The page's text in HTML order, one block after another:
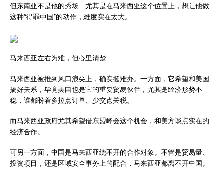
但东南亚不是他的秀场，尤其是在马来西亚这个位置上，想让他做
这种“得罪中国”的动作，难度实在太大。
马来西亚左右为难，但心里清楚
马来西亚被推到风口浪尖上，确实挺难办。一方面，它希望和美国
搞好关系，毕竟美国也是它的重要贸易伙伴，尤其是经济形势不
稳，谁都盼着多拉点订单、少交点关税。
而马来西亚政府尤其希望借东盟峰会这个机会，和美方谈点实在的
经济合作。
可另一方面，中国是马来西亚绕不开的合作对象。不管是贸易量、
投资项目，还是区域安全事务上的配合，马来西亚都离不开中国。